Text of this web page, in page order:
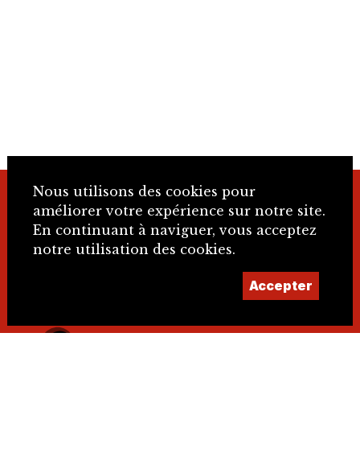
+41 32 466 92 57
info@sje.ch
Nous utilisons des cookies pour
améliorer votre expérience sur notre site.
En continuant à naviguer, vous acceptez
notre utilisation des cookies.
Accepter